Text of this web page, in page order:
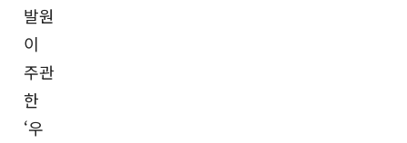
발원
이
주관
한
‘우